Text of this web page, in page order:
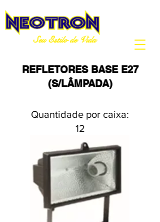
Seu Estilo de Vida
REFLETORES BASE E27
(S/LÂMPADA)
Quantidade por caixa:
12